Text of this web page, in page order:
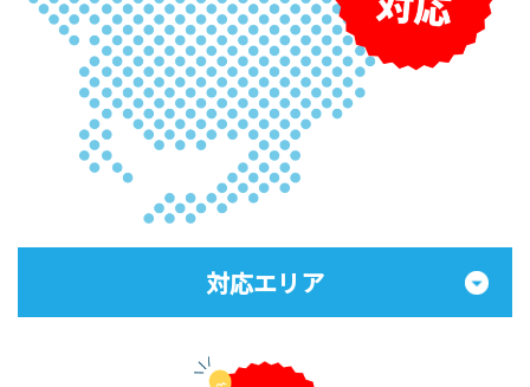
対応エリア